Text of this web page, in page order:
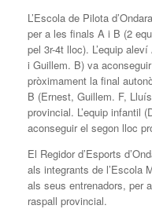
L’Escola de Pilota
per a les finals A i B (2
pel 3r-4t lloc). L’equip
i Guillem. B) va
pròximament la final
B (Ernest, Guillem. F,
provincial. L’equip infantil
aconseguir el segon lloc
El Regidor d’Esports
als integrants de l’Escola
als seus entrenadors, per
raspall provincial.